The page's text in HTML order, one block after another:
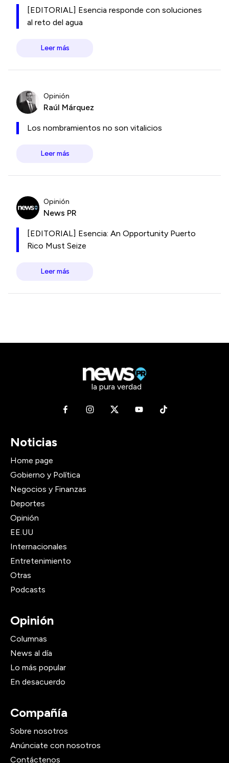
[EDITORIAL] Esencia responde con soluciones
al reto del agua
Leer más
Opinión
Raúl Márquez
Los nombramientos no son vitalicios
Leer más
Opinión
News PR
[EDITORIAL] Esencia: An Opportunity Puerto
Rico Must Seize
Leer más
la pura verdad
Noticias
Home page
Gobierno y Política
Negocios y Finanzas
Deportes
Opinión
EE.UU
Internacionales
Entretenimiento
Otras
Podcasts
Opinión
Columnas
News al día
Lo más popular
En desacuerdo
Compañía
Sobre nosotros
Anúnciate con nosotros
Contáctenos